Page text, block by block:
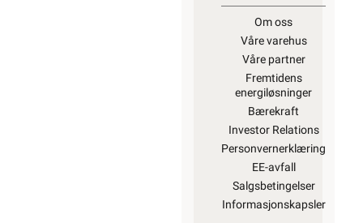
Om oss
Våre varehus
Våre partner
Fremtidens
energiløsninger
Bærekraft
Investor Relations
Personvernerklæring
EE-avfall
Salgsbetingelser
Informasjonskapsler